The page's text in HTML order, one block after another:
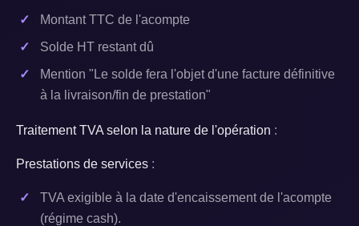
Montant TTC de l'acompte
Solde HT restant dû
Mention "Le solde fera l'objet d'une facture définitive
à la livraison/fin de prestation"
Traitement TVA selon la nature de l'opération :
Prestations de services :
TVA exigible à la date d'encaissement de l'acompte
(régime cash).